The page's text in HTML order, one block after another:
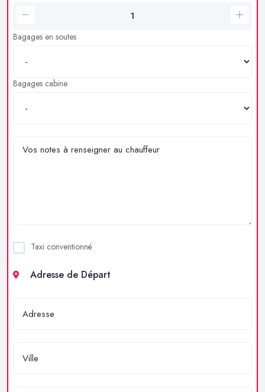
Bagages en soutes
Bagages cabine
Taxi conventionné
Adresse de Départ